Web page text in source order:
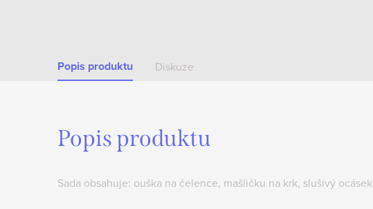
Popis produktu Diskuze
Popis produktu
Sada obsahuje: ouška na čelence, mašličku na krk, slušivý ocásek